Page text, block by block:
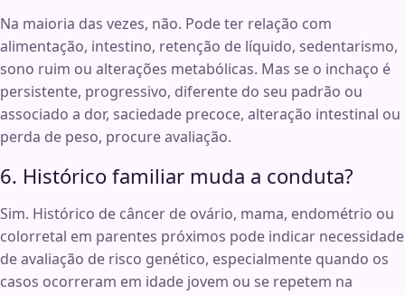
Na maioria das vezes, não. Pode ter relação com
alimentação, intestino, retenção de líquido, sedentarismo,
sono ruim ou alterações metabólicas. Mas se o inchaço é
persistente, progressivo, diferente do seu padrão ou
associado a dor, saciedade precoce, alteração intestinal ou
perda de peso, procure avaliação.
6. Histórico familiar muda a conduta?
Sim. Histórico de câncer de ovário, mama, endométrio ou
colorretal em parentes próximos pode indicar necessidade
de avaliação de risco genético, especialmente quando os
casos ocorreram em idade jovem ou se repetem na